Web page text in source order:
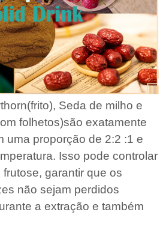
Seda de milho e
folhetos)são exatamente
uma proporção de 2:2 :1 e
Isso pode controlar
garantir que os
não sejam perdidos
a extração e também